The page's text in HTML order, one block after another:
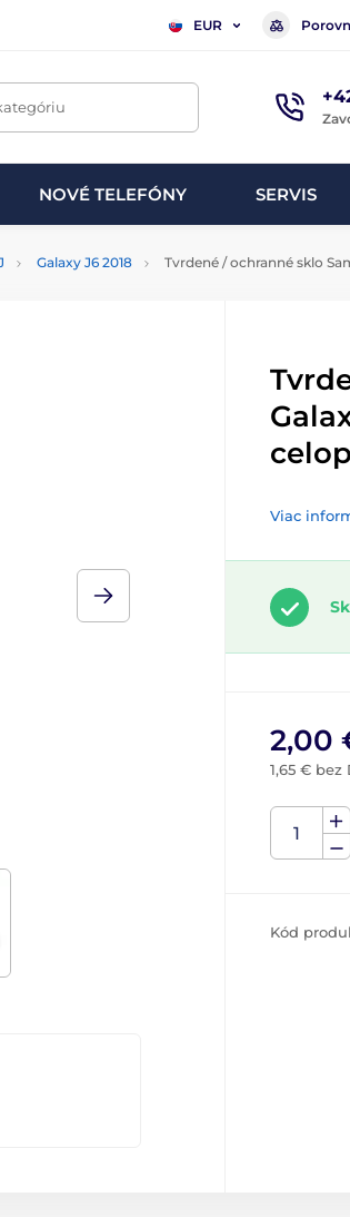
EUR
NOVÉ TELEFÓNY SERVIS
Galaxy J6 2018 Tvrdené / ochranné sklo
Viac
2,00
1,65 € bez
Kód